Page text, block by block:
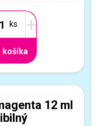
+
košíka
12 ml